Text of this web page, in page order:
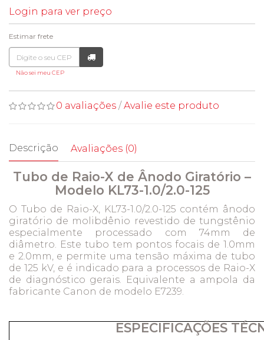
Login para ver preço
Estimar frete
Não sei meu CEP
0 avaliações / Avalie este produto
Descrição Avaliações (0)
Tubo de Raio-X de Ânodo Giratório –
Modelo KL73-1.0/2.0-125
O Tubo de Raio-X, KL73-1.0/2.0-125 contém ânodo
giratório de molibdênio revestido de tungstênio
especialmente processado com 74mm de
diâmetro. Este tubo tem pontos focais de 1.0mm
e 2.0mm, e permite uma tensão máxima de tubo
de 125 kV, e é indicado para a processos de Raio-X
de diagnóstico gerais. Equivalente a ampola da
fabricante Canon de modelo E7239.
ESPECIFICAÇÕES